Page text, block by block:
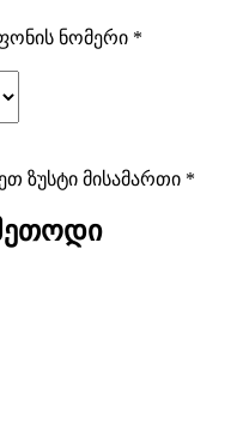
ნომერი *
ზუსტი მისამართი *